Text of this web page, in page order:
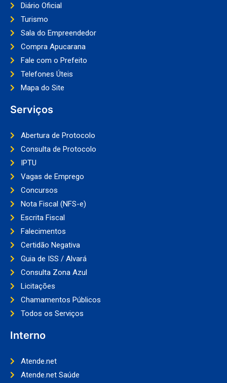
Diário Oficial
Turismo
Sala do Empreendedor
Compra Apucarana
Fale com o Prefeito
Telefones Úteis
Mapa do Site
Serviços
Abertura de Protocolo
Consulta de Protocolo
IPTU
Vagas de Emprego
Concursos
Nota Fiscal (NFS-e)
Escrita Fiscal
Falecimentos
Certidão Negativa
Guia de ISS / Alvará
Consulta Zona Azul
Licitações
Chamamentos Públicos
Todos os Serviços
Interno
Atende.net
Atende.net Saúde